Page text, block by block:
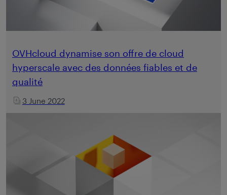
OVHcloud dynamise son offre de cloud
hyperscale avec des données fiables et de
qualité
3 June 2022